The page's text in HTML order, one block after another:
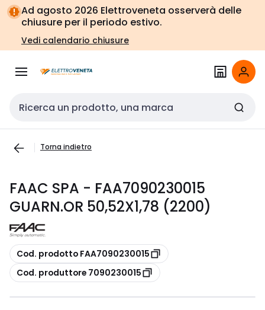
Vai alla
navigazione
Vai
alla
pagina
Ad agosto 2026 Elettroveneta osserverà delle
chiusure per il periodo estivo.
Vedi calendario chiusure
Cerca input
Torna indietro
FAAC SPA - FAA7090230015
GUARN.OR 50,52X1,78 (2200)
copia
Cod. prodotto FAA7090230015
copia
Cod. produttore 7090230015